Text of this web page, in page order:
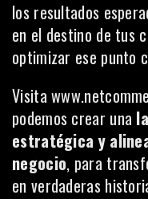
los resultados
en el destino de tus
optimizar ese punto
Visita
podemos crear una
estratégica y
negocio, para
en verdaderas